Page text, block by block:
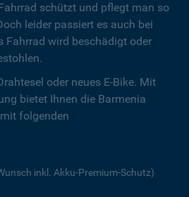
schützt und pflegt man so
leider passiert es auch bei
Fahrrad wird beschädigt oder
oder neues E-Bike. Mit
bietet Ihnen die Barmenia
folgenden
inkl. Akku-Premium-Schutz)